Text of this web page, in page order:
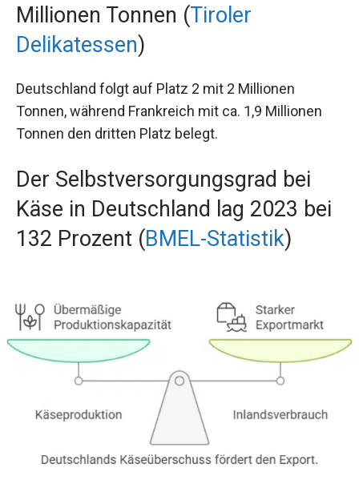
Millionen Tonnen (Tiroler
Delikatessen)
Deutschland folgt auf Platz 2 mit 2 Millionen
Tonnen, während Frankreich mit ca. 1,9 Millionen
Tonnen den dritten Platz belegt.
Der Selbstversorgungsgrad bei
Käse in Deutschland lag 2023 bei
132 Prozent (BMEL-Statistik)